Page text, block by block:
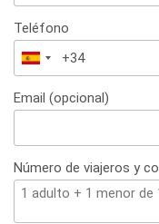
Teléfono
España
+34
Email (opcional)
Número de viajeros y